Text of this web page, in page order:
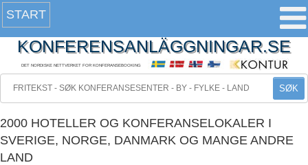
START
KONFERENSANLÄGGNINGAR.SE
DET NORDISKE NETTVERKET FOR KONFERANSEBOOKING
SØK
2000 HOTELLER OG KONFERANSELOKALER I
SVERIGE, NORGE, DANMARK OG MANGE ANDRE
LAND